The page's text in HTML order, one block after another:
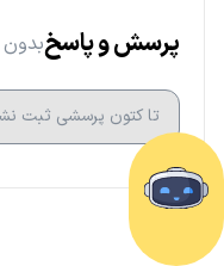
پرسش و پاسخ
تا کتون پرسشی ثبت